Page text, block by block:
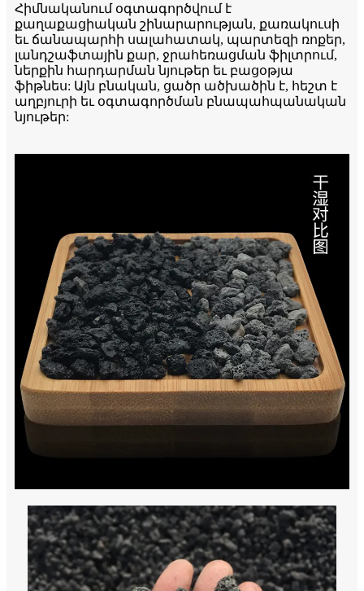
Հիմնականում օգտագործվում է
քաղաքացիական շինարարության, քառակուսի
եւ ճանապարհի սալահատակ, պարտեզի ռոքեր,
լանդշաֆտային քար, ջրահեռացման ֆիլտրում,
ներքին հարդարման նյութեր եւ բացօթյա
ֆիթնես: Այն բնական, ցածր ածխածին է, հեշտ է
աղբյուրի եւ օգտագործման բնապահպանական
նյութեր: